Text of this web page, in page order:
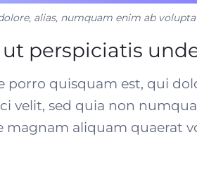
alias, numquam enim ab
ut perspiciatis
porro quisquam est, qui
velit, sed quia non
magnam aliquam quaerat